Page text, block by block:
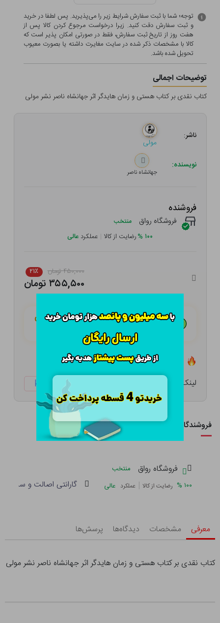
توجه؛ شما با ثبت سفارش شرایط زیر را می‌پذیرید. پس لطفا در خرید
و ثبت سفارش دقت کنید. زیرا درخواست مرجوع کردن کالا پس از
هفت روز از تاریخ ثبت سفارش، فقط در صورتی امکان پذیر است که
کالا با مشخصات ذکر شده در سایت مغایرت داشته یا بصورت معيوب
تحویل شده باشد.
توضیحات اجمالی
کتاب نقدی بر کتاب هستی و زمان هایدگر اثر جهانشاه ناصر نشر مولی
ناشر:
مولی
نویسنده:
جهانشاه ناصر
فروشنده
فروشگاه رواق منتخب
۱۰۰ %رضایت از کالا | عملکرد عالی
۴۵۰,۰۰۰ تومان ۲۱٪
۳۵۵,۵۰۰ تومان
هـر قسط با تــرب‌پــی:۸۸,۸۷۵ تومان
لینک کوتاه: ketabtala.com/sbp-33840
فروشندگان این کالا
فروشگاه رواق
منتخب
۱۰۰ % رضایت از کالا | عملکرد عالی گارانتی اصالت و سلامت
معرفی مشخصات دیدگاه‌ها پرسش‌ها
کتاب نقدی بر کتاب هستی و زمان هایدگر اثر جهانشاه ناصر نشر مولی